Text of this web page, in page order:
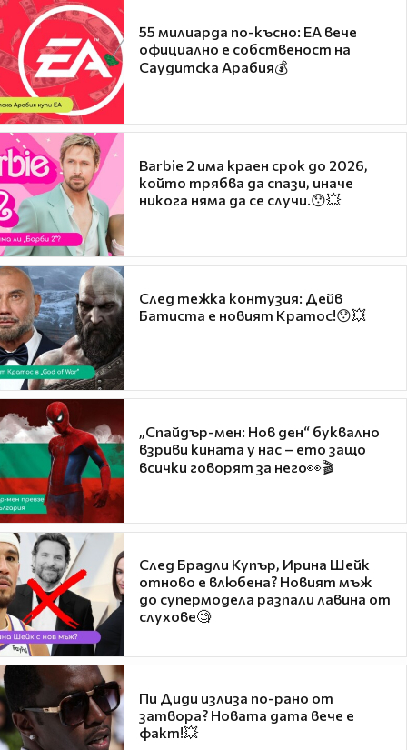
55 милиарда по-късно: EA вече
официално е собственост на
Саудитска Арабия💰
Barbie 2 има краен срок до 2026,
който трябва да спази, иначе
никога няма да се случи.😯💥
След тежка контузия: Дейв
Батиста е новият Кратос!😯💥
„Спайдър-мен: Нов ден“ буквално
взриви кината у нас – ето защо
всички говорят за него👀🎬
След Брадли Купър, Ирина Шейк
отново е влюбена? Новият мъж
до супермодела разпали лавина от
слухове🧐
Пи Диди излиза по-рано от
затвора? Новата дата вече е
факт!💥